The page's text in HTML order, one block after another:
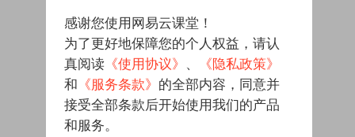
感谢您使用网易云课堂！
为了更好地保障您的个人权益，请认
真阅读 《使用协议》 、
《隐私政策》
和 《服务条款》 的全部内容，同意并
接受全部条款后开始使用我们的产品
和服务。